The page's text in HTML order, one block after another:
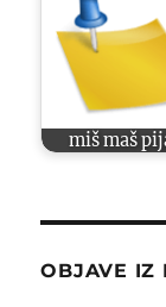
miš maš
OBJAVE IZ